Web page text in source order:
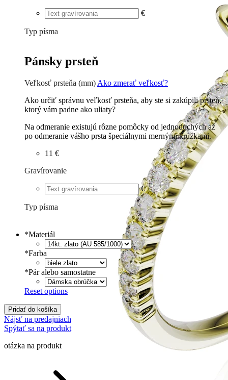
€
Typ písma
Pánsky prsteň
Veľkosť prsteňa (mm) Ako zmerať veľkosť?
Ako určiť správnu veľkosť prsteňa, aby ste si zakúpili prsteň,
ktorý vám padne ako uliaty?
Na odmeranie existujú rôzne pomôcky od jednoduchých až
po odmeranie vášho prsta špeciálnymi mernými krúžkami.
11 €
Gravírovanie
€
Typ písma
Písané
*Materiál
*Farba
*Pár alebo samostatne
Reset options
Pridať do košíka
Nájsť na predajniach
Spýtať sa na produkt
otázka na produkt